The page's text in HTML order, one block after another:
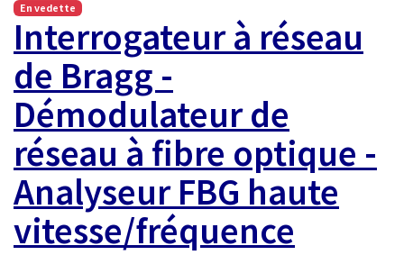
En vedette
Interrogateur à réseau
de Bragg -
Démodulateur de
réseau à fibre optique -
Analyseur FBG haute
vitesse/fréquence